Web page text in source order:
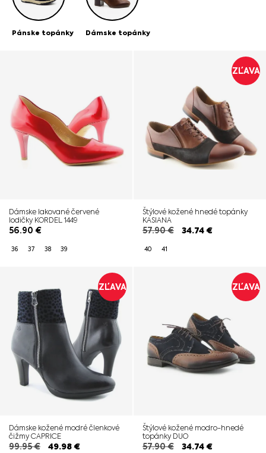
Pánske topánky Dámske topánky
Dámske lakované červené
lodičky KORDEL 1449
56.90 €
36 37 38 39
ZĽAVA
Štýlové kožené hnedé topánky
KASIANA
57.90€ 34.74€
40 41
ZĽAVA
Dámske kožené modré členkové
čižmy CAPRICE
99.95€ 49.98€
ZĽAVA
Štýlové kožené modro-hnedé
topánky DUO
57.90€ 34.74€